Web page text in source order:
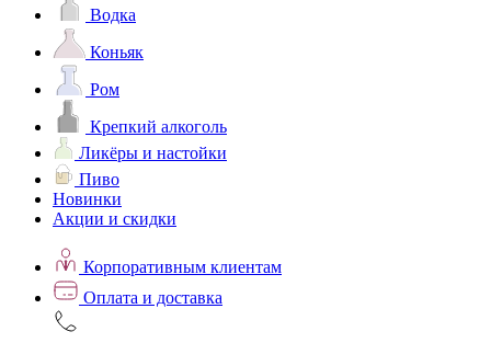
Водка
Коньяк
Ром
Крепкий алкоголь
Ликёры и настойки
Пиво
Новинки
Акции и скидки
Корпоративным клиентам
Оплата и доставка